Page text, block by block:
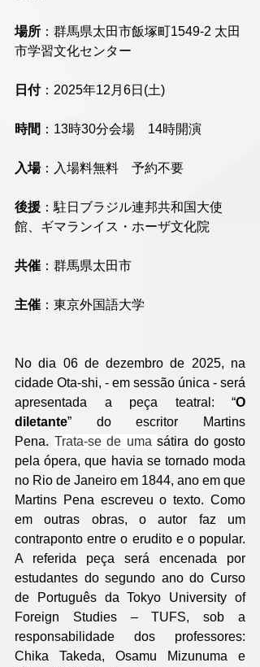
場所 ：群馬県太田市飯塚町1549-2 太田
市学習文化センター
日付：2025年12月6日(土)
時間 ：13時30分会場　14時開演
入場：入場料無料　予約不要
後援 ：駐日ブラジル連邦共和国大使
館、ギマランイス・ホーザ文化院
共催 ：群馬県太田市
主催 ：東京外国語大学
No dia 06 de dezembro de 2025, na
cidade Ota-shi, - em sessão única - será
apresentada a peça teatral: “O
diletante” do escritor Martins
Pena. Trata-se de uma sátira do gosto
pela ópera, que havia se tornado moda
no Rio de Janeiro em 1844, ano em que
Martins Pena escreveu o texto. Como
em outras obras, o autor faz um
contraponto entre o erudito e o popular.
A referida peça será encenada por
estudantes do segundo ano do Curso
de Português da Tokyo University of
Foreign Studies – TUFS, sob a
responsabilidade dos professores:
Chika Takeda, Osamu Mizunuma e